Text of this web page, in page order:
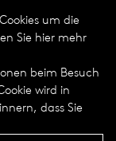
um die
Sie hier mehr
beim Besuch
wird in
dass Sie